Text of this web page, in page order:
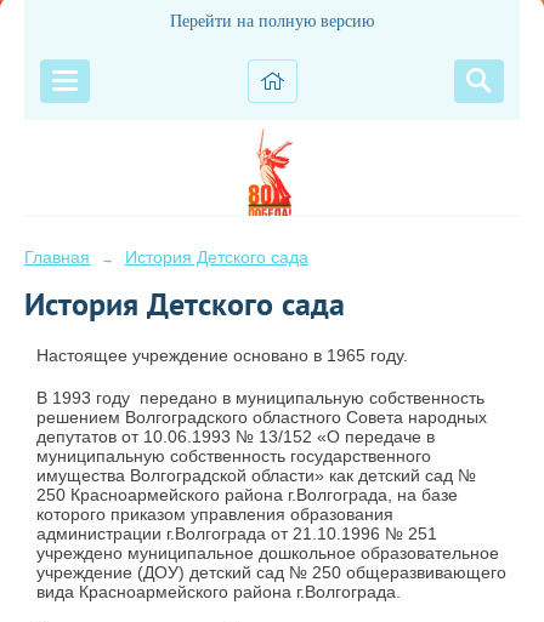
Перейти на полную версию
Главная → История Детского сада
История Детского сада
Настоящее учреждение основано в 1965 году.
В 1993 году передано в муниципальную собственность
решением Волгоградского областного Совета народных
депутатов от 10.06.1993 № 13/152 «О передаче в
муниципальную собственность государственного
имущества Волгоградской области» как детский сад №
250 Красноармейского района г.Волгограда, на базе
которого приказом управления образования
администрации г.Волгограда от 21.10.1996 № 251
учреждено муниципальное дошкольное образовательное
учреждение (ДОУ) детский сад № 250 общеразвивающего
вида Красноармейского района г.Волгограда.